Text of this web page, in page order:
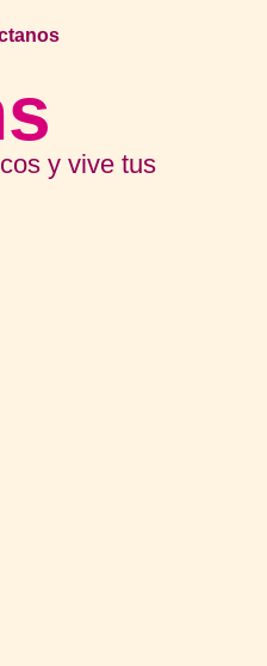
y vive tus